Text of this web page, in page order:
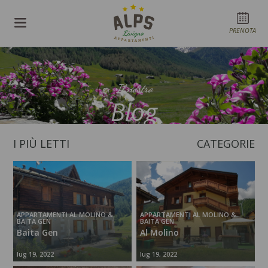
PRENOTA
Il nostro
Blog
I PIÙ LETTI CATEGORIE
APPARTAMENTI AL MOLINO &
BAITA GEN
Baita Gen
lug 19, 2022
APPARTAMENTI AL MOLINO &
BAITA GEN
Al Molino
lug 19, 2022